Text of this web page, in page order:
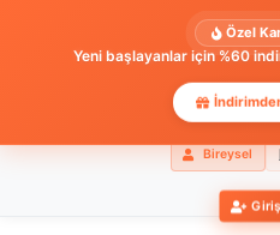
Özel
Yeni başlayanlar için %60
Bireysel